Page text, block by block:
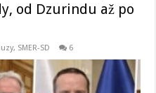
od Dzurindu až po
, SMER-SD 6